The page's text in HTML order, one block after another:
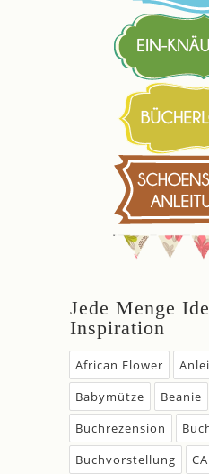
Jede Menge
Inspiration
African Flower
Babymütze
Beanie
Buchrezension
Buchvorstellung